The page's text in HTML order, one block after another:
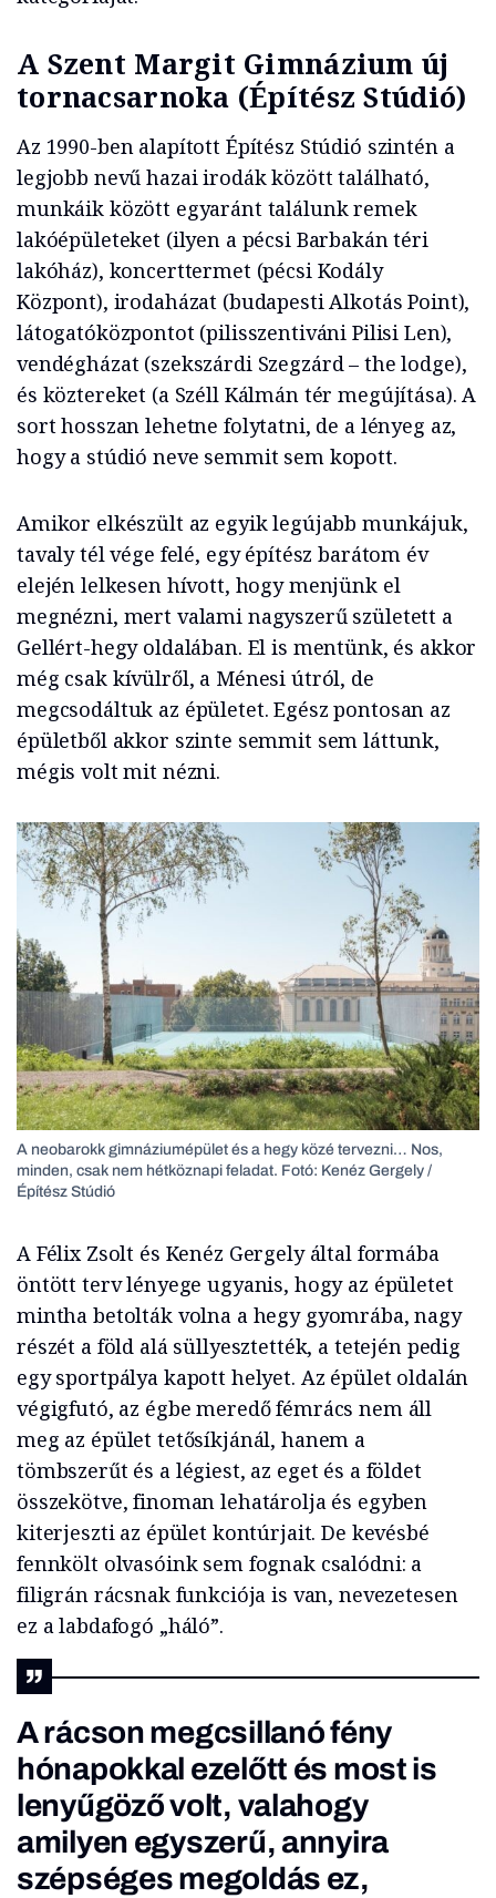
A Szent Margit Gimnázium új
tornacsarnoka (Építész Stúdió)
Az 1990-ben alapított Építész Stúdió szintén a
legjobb nevű hazai irodák között található,
munkáik között egyaránt találunk remek
lakóépületeket (ilyen a pécsi Barbakán téri
lakóház), koncerttermet (pécsi Kodály
Központ), irodaházat (budapesti Alkotás Point),
látogatóközpontot (pilisszentiváni Pilisi Len),
vendégházat (szekszárdi Szegzárd – the lodge),
és köztereket (a Széll Kálmán tér megújítása). A
sort hosszan lehetne folytatni, de a lényeg az,
hogy a stúdió neve semmit sem kopott.
Amikor elkészült az egyik legújabb munkájuk,
tavaly tél vége felé, egy építész barátom év
elején lelkesen hívott, hogy menjünk el
megnézni, mert valami nagyszerű született a
Gellért-hegy oldalában. El is mentünk, és akkor
még csak kívülről, a Ménesi útról, de
megcsodáltuk az épületet. Egész pontosan az
épületből akkor szinte semmit sem láttunk,
mégis volt mit nézni.
A neobarokk gimnáziumépület és a hegy közé tervezni… Nos,
minden, csak nem hétköznapi feladat. Fotó: Kenéz Gergely /
Építész Stúdió
A Félix Zsolt és Kenéz Gergely által formába
öntött terv lényege ugyanis, hogy az épületet
mintha betolták volna a hegy gyomrába, nagy
részét a föld alá süllyesztették, a tetején pedig
egy sportpálya kapott helyet. Az épület oldalán
végigfutó, az égbe meredő fémrács nem áll
meg az épület tetősíkjánál, hanem a
tömbszerűt és a légiest, az eget és a földet
összekötve, finoman lehatárolja és egyben
kiterjeszti az épület kontúrjait. De kevésbé
fennkölt olvasóink sem fognak csalódni: a
filigrán rácsnak funkciója is van, nevezetesen
ez a labdafogó „háló”.
A rácson megcsillanó fény
hónapokkal ezelőtt és most is
lenyűgöző volt, valahogy
amilyen egyszerű, annyira
szépséges megoldás ez,